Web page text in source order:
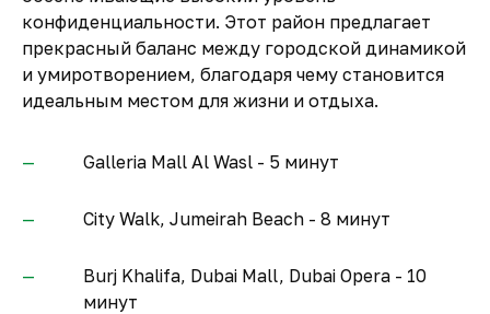
конфиденциальности. Этот район предлагает
прекрасный баланс между городской динамикой
и умиротворением, благодаря чему становится
идеальным местом для жизни и отдыха.
Galleria Mall Al Wasl - 5 минут
City Walk, Jumeirah Beach - 8 минут
Burj Khalifa, Dubai Mall, Dubai Opera - 10
минут